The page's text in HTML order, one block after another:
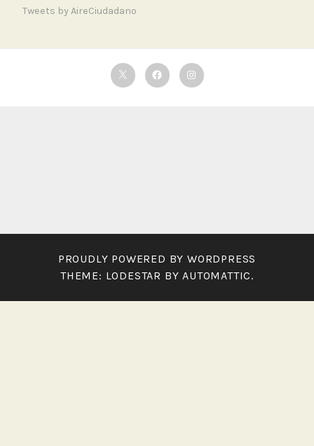
Tweets by AireCiudadano
TwitterFacebookInstagram
PROUDLY POWERED BY WORDPRESS
THEME: LODESTAR BYAUTOMATTIC.